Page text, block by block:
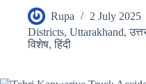
Rupa
2 July 2025
Districts, Uttarakhand,
विशेष,हिंदी